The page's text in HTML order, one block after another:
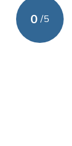
0 /5